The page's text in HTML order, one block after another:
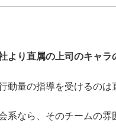
より直属の上司のキャ
動量の指導を受けるのは
系なら、そのチームの